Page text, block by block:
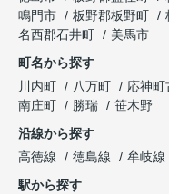
鳴門市
板野郡板野町
名西郡石井町
美馬市
町名から探す
川内町
八万町 応神町
南庄町
勝瑞
笹木野
沿線から探す
高徳線
徳島線 牟岐線
駅から探す